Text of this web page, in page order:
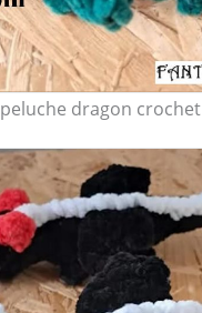
peluche dragon crochet